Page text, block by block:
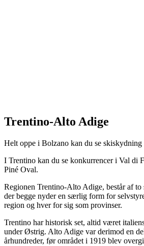
Trentino-Alto Adige
Helt oppe i Bolzano kan du se skiskydning
I Trentino kan du se konkurrencer i Val di
Piné Oval.
Regionen Trentino-Alto Adige, består af to
der begge nyder en særlig form for
region og hver for sig som provinser.
Trentino har historisk set, altid været
under Østrig. Alto Adige var derimod en
århundreder, før området i 1919 blev